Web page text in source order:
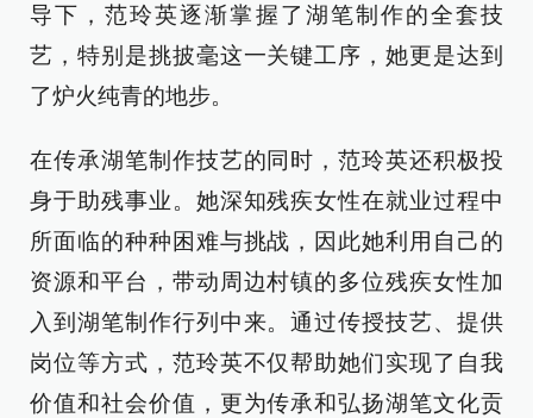
导下，范玲英逐渐掌握了湖笔制作的全套技
艺，特别是挑披毫这一关键工序，她更是达到
了炉火纯青的地步。
在传承湖笔制作技艺的同时，范玲英还积极投
身于助残事业。她深知残疾女性在就业过程中
所面临的种种困难与挑战，因此她利用自己的
资源和平台，带动周边村镇的多位残疾女性加
入到湖笔制作行列中来。通过传授技艺、提供
岗位等方式，范玲英不仅帮助她们实现了自我
价值和社会价值，更为传承和弘扬湖笔文化贡